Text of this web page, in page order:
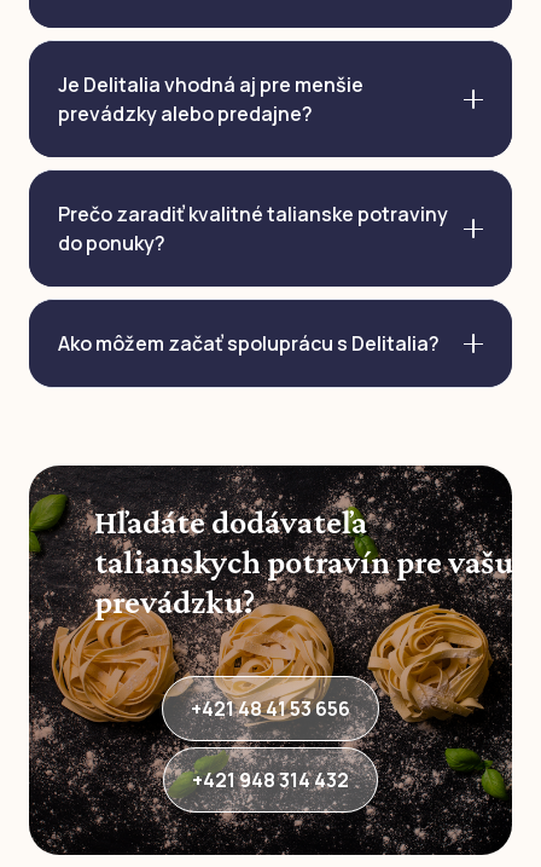
Je Delitalia vhodná aj pre menšie
prevádzky alebo predajne?
Prečo zaradiť kvalitné talianske potraviny
do ponuky?
Ako môžem začať spoluprácu s Delitalia?
Hľadáte dodávateľa
talianskych potravín pre vašu
prevádzku?
+421 48 41 53 656
+421 948 314 432